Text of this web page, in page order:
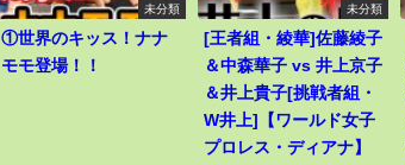
未分類
①世界のキッス！ナナ
モモ登場！！
未分類
[王者組・綾華]佐藤綾子
＆中森華子 vs 井上京子
＆井上貴子[挑戦者組・
W井上]【ワールド女子
プロレス・ディアナ】